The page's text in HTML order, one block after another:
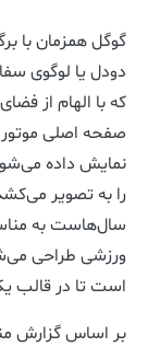
گوگل همزمان با
دودل یا لوگوی
که با الهام از
صفحه اصلی
نمایش داده
سال‌هاست به
است تا در قالب
بر اساس گزارش